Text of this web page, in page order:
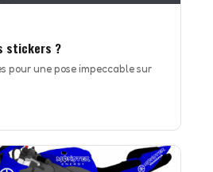
stickers ?
pour une pose impeccable sur